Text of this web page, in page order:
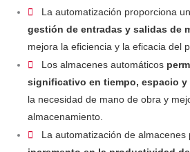
La automatización proporciona
gestión de entradas y salidas de
mejora la eficiencia y la eficacia del
Los almacenes automáticos
significativo en tiempo, espacio y
la necesidad de mano de obra y
almacenamiento.
La automatización de almacenes